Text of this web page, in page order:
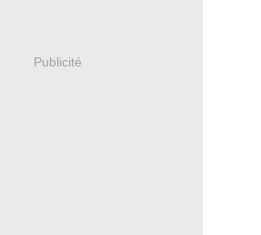
Publicité